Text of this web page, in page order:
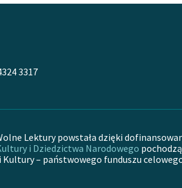
3317
Lektury powstała dzięki
i Dziedzictwa Narodowego
Kultury – państwowego funduszu